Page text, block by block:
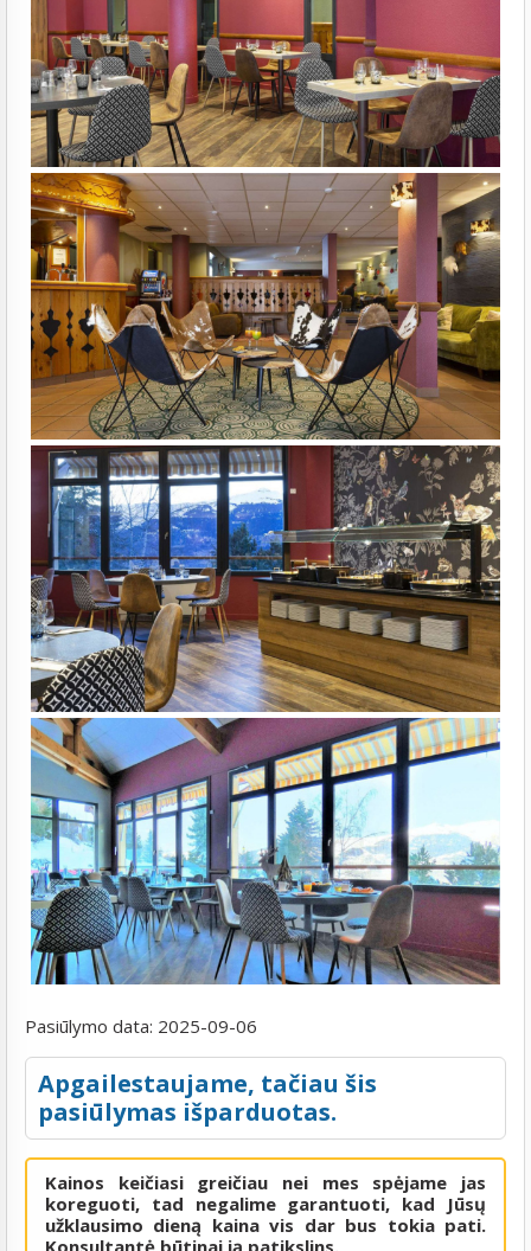
Pasiūlymo data: 2025-09-06
Apgailestaujame, tačiau šis
pasiūlymas išparduotas.
Kainos keičiasi greičiau nei mes spėjame jas
koreguoti, tad negalime garantuoti, kad Jūsų
užklausimo dieną kaina vis dar bus tokia pati.
Konsultantė būtinai ją patikslins.